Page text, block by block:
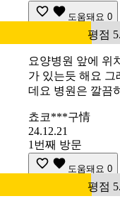
도움돼요 0
평점
요양병원 앞에 위
가 있는듯 해요
데요 병원은 깔끔
쵸코***구情
24.12.21
1번째 방문
도움돼요 0
평점